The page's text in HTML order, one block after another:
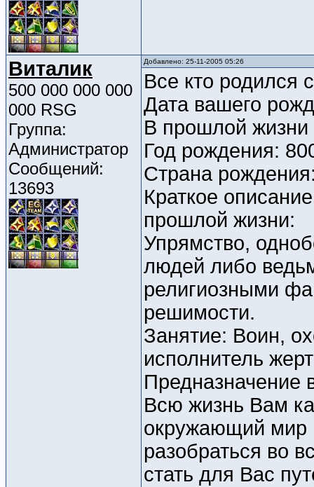
Виталик
500 000 000 000
000 RSG
Группа:
Администратор
Сообщений:
13693
Добавлено: 25-11-2005 05:26
Все кто родился
Дата вашего
В прошлой
Год рождения:
Страна
Краткое
прошлой жизни:
Упрямство,
людей либо
религиозными
решимости.
Занятие: Воин,
исполнитель
Всю жизнь Вам
окружающий мир
разобраться во
стать для Вас